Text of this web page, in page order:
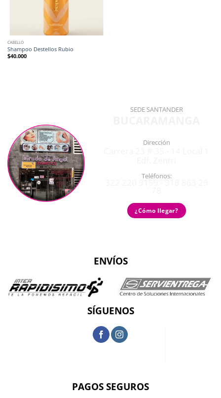
CABELLO
Shampoo Destellos Rubio
$40.000
SEDE SANTANDER
Dirección
Teléfonos:
¿Cómo llegar?
ENVÍOS
SÍGUENOS
PAGOS SEGUROS